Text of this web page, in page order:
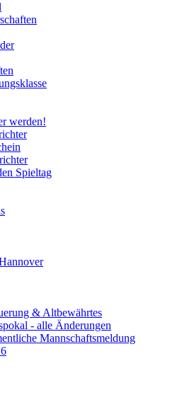
werden!
Spieltag
& Altbewährtes
- alle Änderungen
Mannschaftsmeldung